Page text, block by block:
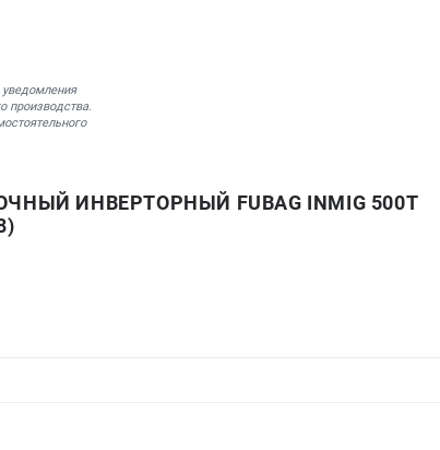
производства.
ИНВЕРТОРНЫЙ FUBAG INMIG 500Т